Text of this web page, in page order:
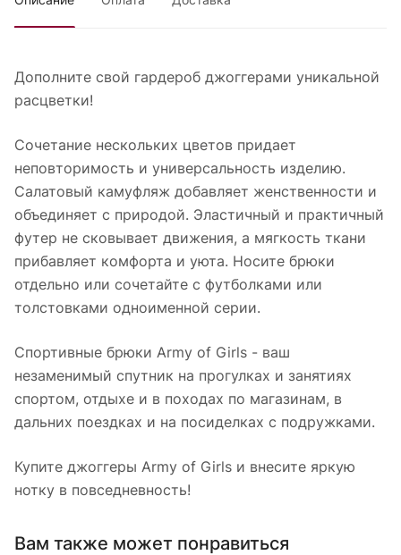
Дополните свой гардероб джоггерами уникальной
расцветки!
Сочетание нескольких цветов придает
неповторимость и универсальность изделию.
Салатовый камуфляж добавляет женственности и
объединяет с природой. Эластичный и практичный
футер не сковывает движения, а мягкость ткани
прибавляет комфорта и уюта. Носите брюки
отдельно или сочетайте с футболками или
толстовками одноименной серии.
Спортивные брюки Army of Girls - ваш
незаменимый спутник на прогулках и занятиях
спортом, отдыхе и в походах по магазинам, в
дальних поездках и на посиделках с подружками.
Купите джоггеры Army of Girls и внесите яркую
нотку в повседневность!
Вам также может понравиться